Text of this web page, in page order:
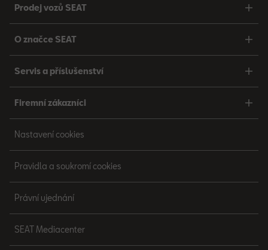
Prodej vozů SEAT
O značce SEAT
Servis a příslušenství
Firemní zákazníci
Nastavení cookies
Pravidla a soukromí cookies
Právní ujednání
SEAT Mediacenter